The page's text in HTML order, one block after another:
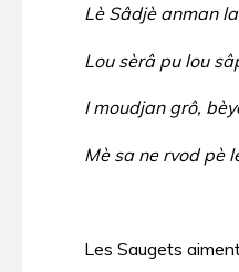
Lè Sâdjè anman la
Lou sèrâ pu lou
I moudjan grô,
Mè sa ne rvod pè
Les Saugets aiment